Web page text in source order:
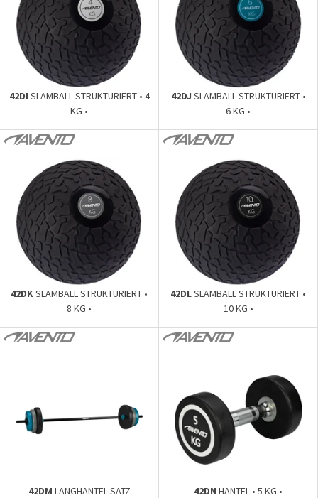
42DI SLAMBALL STRUKTURIERT • 4
KG •
42DJ SLAMBALL STRUKTURIERT •
6 KG •
42DKSLAMBALL STRUKTURIERT •
8 KG •
42DLSLAMBALL STRUKTURIERT •
10 KG •
42DM LANGHANTEL SATZ
42DN HANTEL • 5 KG •